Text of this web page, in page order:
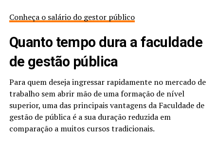
Conheça o salário do gestor público
Quanto tempo dura a faculdade
de gestão pública
Para quem deseja ingressar rapidamente no mercado de
trabalho sem abrir mão de uma formação de nível
superior, uma das principais vantagens da Faculdade de
gestão de pública é a sua duração reduzida em
comparação a muitos cursos tradicionais.